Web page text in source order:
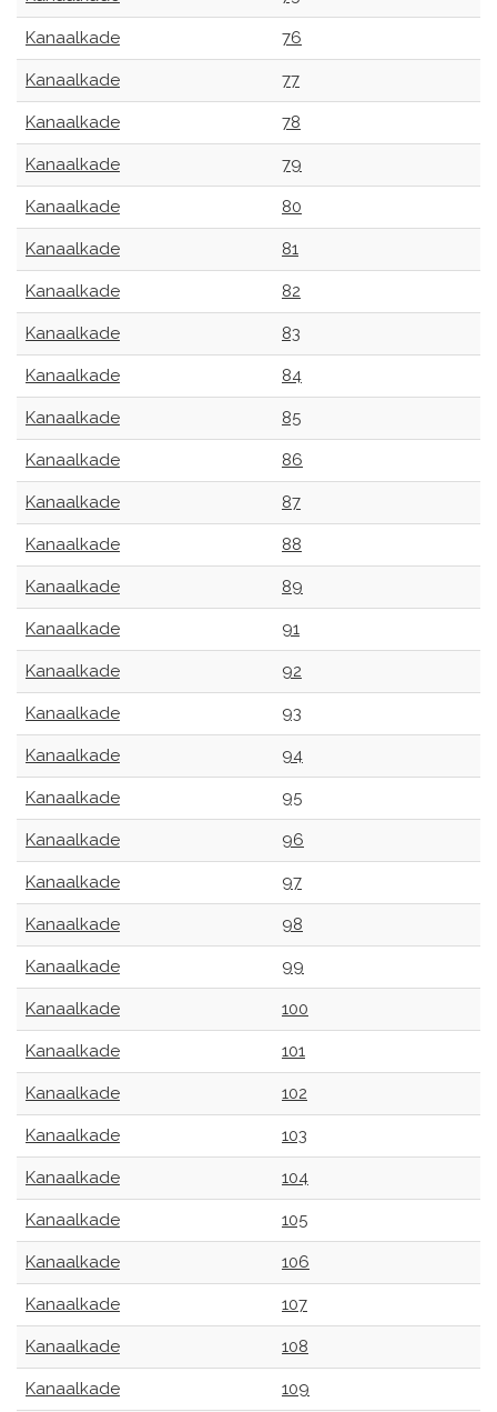
Kanaalkade 76
Kanaalkade 77
Kanaalkade 78
Kanaalkade 79
Kanaalkade 80
Kanaalkade 81
Kanaalkade 82
Kanaalkade 83
Kanaalkade 84
Kanaalkade 85
Kanaalkade 86
Kanaalkade 87
Kanaalkade 88
Kanaalkade 89
Kanaalkade 91
Kanaalkade 92
Kanaalkade 93
Kanaalkade 94
Kanaalkade 95
Kanaalkade 96
Kanaalkade 97
Kanaalkade 98
Kanaalkade 99
Kanaalkade 100
Kanaalkade 101
Kanaalkade 102
Kanaalkade 103
Kanaalkade 104
Kanaalkade 105
Kanaalkade 106
Kanaalkade 107
Kanaalkade 108
Kanaalkade 109